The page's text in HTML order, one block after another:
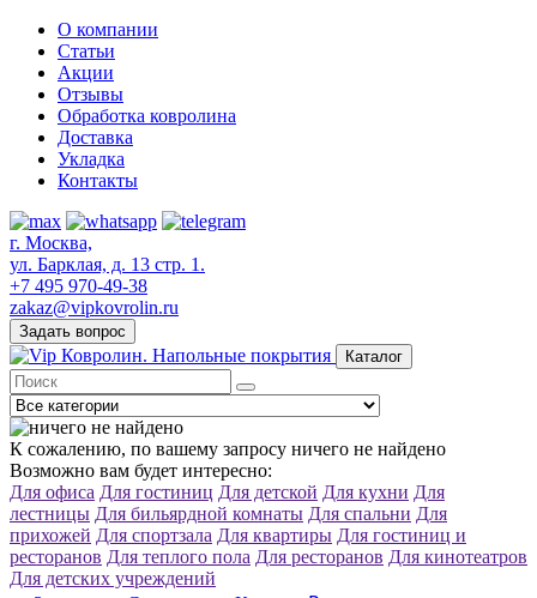
О компании
Статьи
Акции
Отзывы
Обработка ковролина
Доставка
Укладка
Контакты
г. Москва,
ул. Барклая, д. 13 стр. 1.
+7 495 970-49-38
zakaz@vipkovrolin.ru
Задать вопрос
Каталог
К сожалению, по вашему запросу ничего не найдено
Возможно вам будет интересно:
Для офиса Для гостиниц Для детской Для кухни Для
лестницы Для бильярдной комнаты Для спальни Для
прихожей Для спортзала Для квартиры Для гостиниц и
ресторанов Для теплого пола Для ресторанов Для кинотеатров
Для детских учреждений